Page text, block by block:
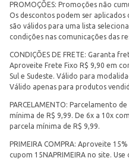
PROMOÇÕES: Promoções não
Os descontos podem ser
são válidos para uma lista
condições nas comunicações das
CONDIÇÕES DE FRETE: Garanta
Aproveite Frete Fixo R$ 9,90 em
Sul e Sudeste. Válido para
Válido apenas para produtos
PARCELAMENTO: Parcelamento
mínima de R$ 9,99. De 6x a 10x
parcela mínima de R$ 9,99.
PRIMEIRA COMPRA: Aproveite
cupom 15NAPRIMEIRA no site.